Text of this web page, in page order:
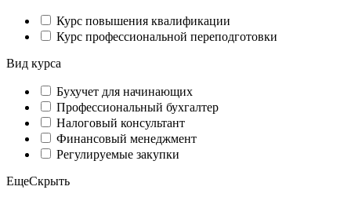
Курс повышения квалификации
Курс профессиональной переподготовки
Вид курса
Бухучет для начинающих
Профессиональный бухгалтер
Налоговый консультант
Финансовый менеджмент
Регулируемые закупки
ЕщеСкрыть